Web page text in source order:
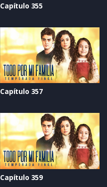
Capítulo 355
Capítulo 357
Capítulo 359